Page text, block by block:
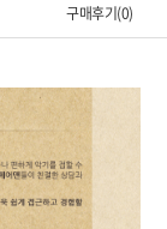
구매후기(0)